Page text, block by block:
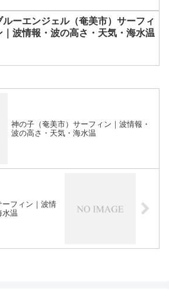
ルーエンジェル（奄美市）サーフィ
｜波情報・波の高さ・天気・海水温
神の子（奄美市）サーフィン｜波情報・
波の高さ・天気・海水温
ーフィン｜波情
水温